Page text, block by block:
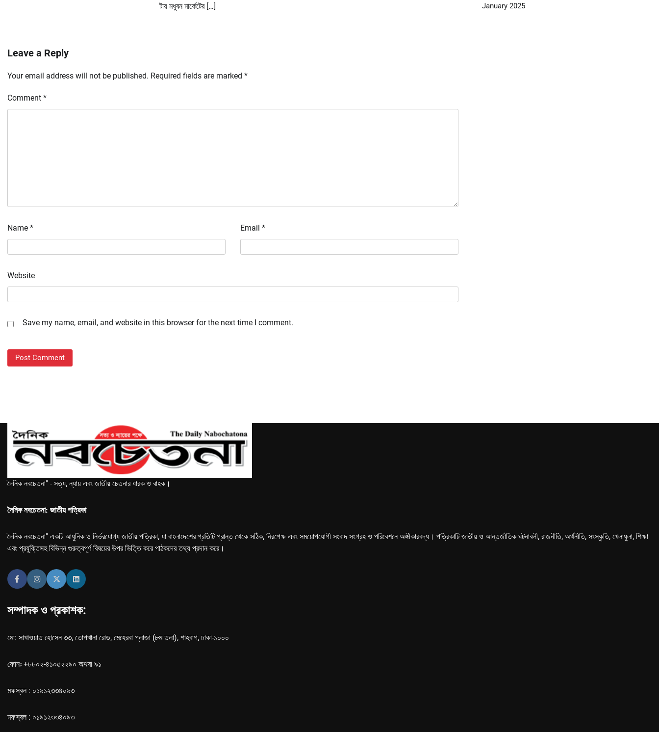
টায় মধুবন মার্কেটের […]
Leave a Reply
Your email address will not be published. Required fields are marked *
Comment *
Name * Email *
Website
Save my name, email, and website in this browser for the next time I comment.
January 2025
দৈনিক নবচেতনা" - সত্য, ন্যায় এবং জাতীয় চেতনার ধারক ও বাহক।
দৈনিক নবচেতনা: জাতীয় পত্রিকা
দৈনিক নবচেতনা" একটি আধুনিক ও নির্ভরযোগ্য জাতীয় পত্রিকা, যা বাংলাদেশের প্রতিটি প্রান্ত থেকে সঠিক, নিরপেক্ষ এবং সময়োপযোগী সংবাদ সংগ্রহ ও পরিবেশনে অঙ্গীকারবদ্ধ। পত্রিকাটি জাতীয় ও আন্তর্জাতিক ঘটনাবলী, রাজনীতি, অর্থনীতি, সংস্কৃতি, খেলাধুলা, শিক্ষা
এবং প্রযুক্তিসহ বিভিন্ন গুরুত্বপূর্ণ বিষয়ের উপর ভিত্তি করে পাঠকদের তথ্য প্রদান করে।
সম্পাদক ও প্রকাশক:
মো: সাখাওয়াত হোসেন ৩৩, তোপখানা রোড, মেহেরবা প্লাজা (৮ম তলা), শাহবাগ, ঢাকা-১০০০
ফোনঃ +৮৮০২-৪১০৫২২৯০ অথবা ৯১
মফস্বল : ০১৯১২৩৩৪০৯৩
মফস্বল : ০১৯১২৩৩৪০৯৩